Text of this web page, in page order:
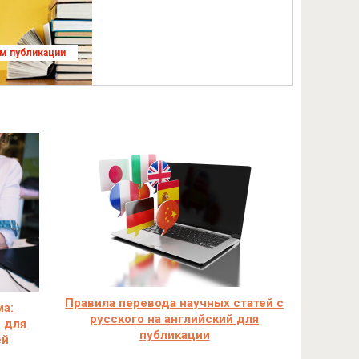
публикации
для
Правила перевода научных статей с
русского на английский для
публикации